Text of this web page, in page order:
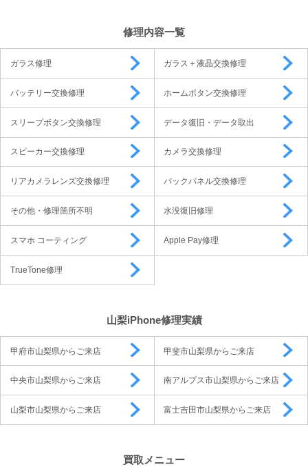
修理内容一覧
ガラス修理 ガラス＋液晶交換修理
バッテリー交換修理 ホームボタン交換修理
スリープボタン交換修理 データ復旧・データ取出
スピーカー交換修理 カメラ交換修理
リアカメラレンズ交換修理 バックパネル交換修理
その他・修理箇所不明 水没復旧修理
スマホ コーティング Apple Pay修理
TrueTone修理
山梨iPhone修理実績
甲府市山梨県からご来店 甲斐市山梨県からご来店
中央市山梨県からご来店 南アルプス市山梨県からご来店
山梨市山梨県からご来店 富士吉田市山梨県からご来店
買取メニュー